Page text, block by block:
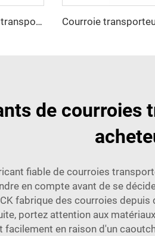
Vente directe d'usine d'accessoires de transport de biscuits, courroie transporteuse en coton
de courroies
fiable de courroies
en compte avant de se
fabrique des courroies
portez attention aux
facilement en raison d'un